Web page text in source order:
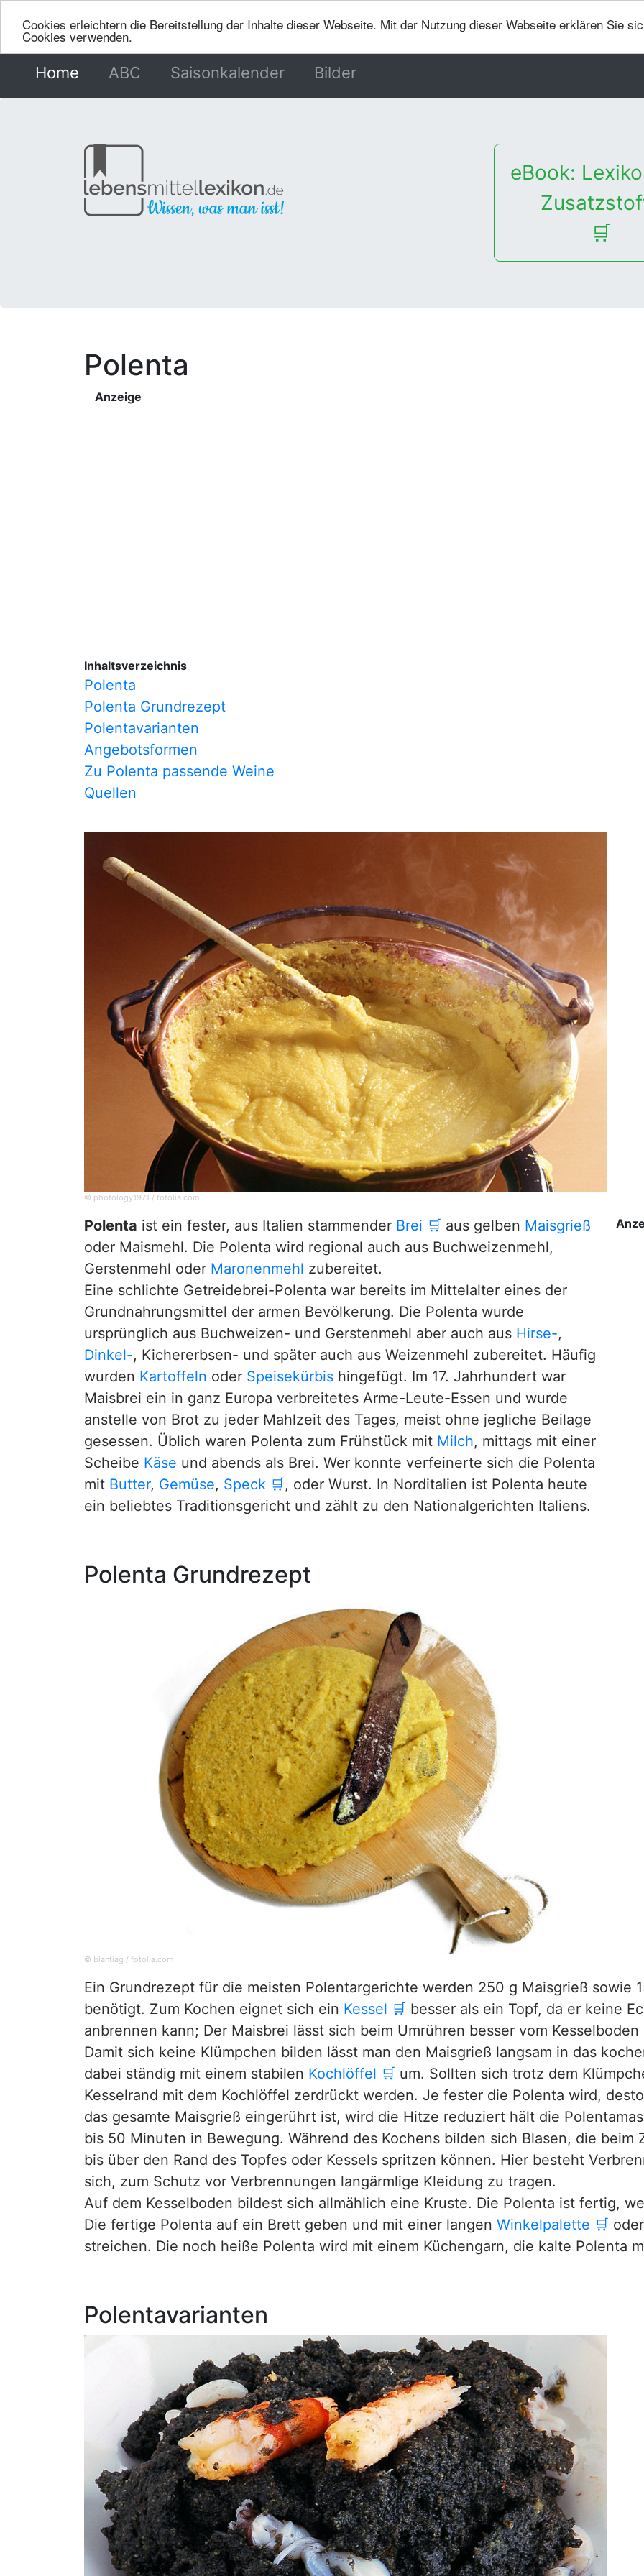
Cookies erleichtern die Bereitstellung der Inhalte dieser Webseite. Mit der Nutzung dieser Webseite erklären Sie
Cookies verwenden.
Home (current)
ABC Saisonkalender Bilder
eBook:
🛒
Polenta
Anzeige
Inhaltsverzeichnis
Polenta
Polenta Grundrezept
Polentavarianten
Angebotsformen
Zu Polenta passende Weine
Quellen
© photology1971 / fotolia.com
Polenta ist ein fester, aus Italien stammender Brei 🛒 aus gelben Maisgrieß
oder Maismehl. Die Polenta wird regional auch aus Buchweizenmehl,
Gerstenmehl oder Maronenmehl zubereitet.
Eine schlichte Getreidebrei-Polenta war bereits im Mittelalter eines der
Grundnahrungsmittel der armen Bevölkerung. Die Polenta wurde
ursprünglich aus Buchweizen- und Gerstenmehl aber auch aus Hirse-,
Dinkel-, Kichererbsen- und später auch aus Weizenmehl zubereitet. Häufig
wurden Kartoffeln oder Speisekürbis hingefügt. Im 17. Jahrhundert war
Maisbrei ein in ganz Europa verbreitetes Arme-Leute-Essen und wurde
anstelle von Brot zu jeder Mahlzeit des Tages, meist ohne jegliche Beilage
gesessen. Üblich waren Polenta zum Frühstück mit Milch, mittags mit einer
Scheibe Käse und abends als Brei. Wer konnte verfeinerte sich die Polenta
mit Butter, Gemüse, Speck 🛒, oder Wurst. In Norditalien ist Polenta heute
ein beliebtes Traditionsgericht und zählt zu den Nationalgerichten Italiens.
Polenta Grundrezept
© blantiag / fotolia.com
Ein Grundrezept für die meisten Polentargerichte werden 250 g Maisgrieß sowie
benötigt. Zum Kochen eignet sich ein Kessel 🛒 besser als ein Topf, da er keine
anbrennen kann; Der Maisbrei lässt sich beim Umrühren besser vom Kesselboden
Damit sich keine Klümpchen bilden lässt man den Maisgrieß langsam in das
dabei ständig mit einem stabilen Kochlöffel 🛒 um. Sollten sich trotz dem
Kesselrand mit dem Kochlöffel zerdrückt werden. Je fester die Polenta wird,
das gesamte Maisgrieß eingerührt ist, wird die Hitze reduziert hält die
bis 50 Minuten in Bewegung. Während des Kochens bilden sich Blasen, die beim
bis über den Rand des Topfes oder Kessels spritzen können. Hier besteht
sich, zum Schutz vor Verbrennungen langärmlige Kleidung zu tragen.
Auf dem Kesselboden bildest sich allmählich eine Kruste. Die Polenta ist fertig,
Die fertige Polenta auf ein Brett geben und mit einer langen Winkelpalette 🛒
streichen. Die noch heiße Polenta wird mit einem Küchengarn, die kalte Polenta
Polentavarianten